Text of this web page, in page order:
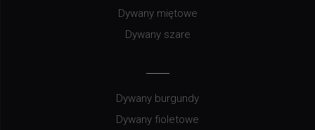
Dywany miętowe
Dywany szare
Dywany burgundy
Dywany fioletowe